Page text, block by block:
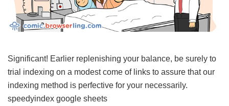
Significant! Earlier replenishing your balance, be surely to
trial indexing on a modest come of links to assure that our
indexing method is perfective for your necessarily.
speedyindex google sheets